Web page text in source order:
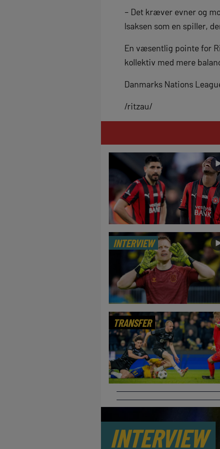
– Det kræver evner og
Isaksen som en spiller,
En væsentlig pointe for
kollektiv med mere
Danmarks Nations
/ritzau/
INTERVIEW
TRANSFER
INTERVIEW